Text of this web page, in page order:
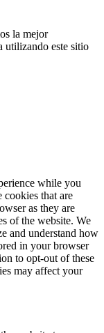
la mejor
utilizando este sitio
while you
cookies that are
as they are
of the website. We
and understand how
in your browser
to opt-out of these
may affect your